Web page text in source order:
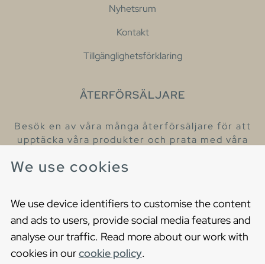
We use cookies
We use device identifiers to customise the content
and ads to users, provide social media features and
analyse our traffic. Read more about our work with
cookies in ourcookie policy.
Nyhetsrum
Kontakt
Tillgänglighetsförklaring
ÅTERFÖRSÄLJARE
Besök en av våra många återförsäljare för att
upptäcka våra produkter och prata med våra